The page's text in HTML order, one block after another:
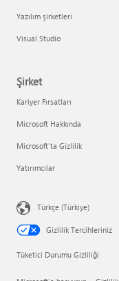
Yazılım şirketleri
Visual Studio
Şirket
Kariyer Fırsatları
Microsoft Hakkında
Microsoft'ta Gizlilik
Yatırımcılar
Türkçe (Türkiye)
Gizlilik Tercihleriniz
Tüketici Durumu Gizliliği